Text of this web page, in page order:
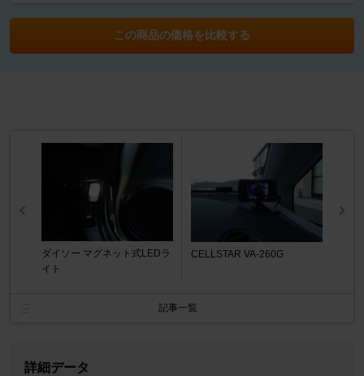
この商品の価格を比較する
ダイソー マグネット式LEDラ
イト
CELLSTAR VA-260G
記事一覧
詳細データ